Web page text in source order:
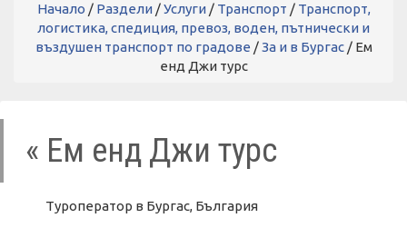
Начало / Раздели/Услуги/ Транспорт / Транспорт,
логистика, спедиция, превоз, воден, пътнически и
въздушен транспорт по градове /За и в Бургас/ Ем
енд Джи турс
« Ем енд Джи турс
Туроператор в Бургас, България